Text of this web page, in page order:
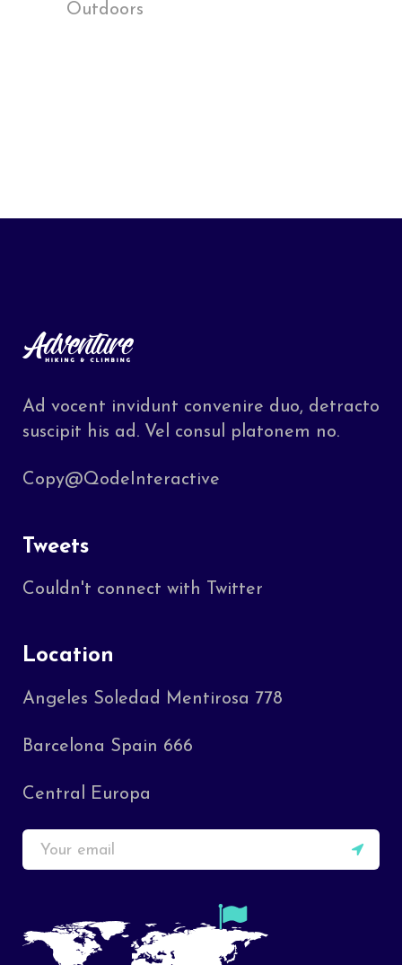
Outdoors
Ad vocent invidunt convenire duo, detracto
suscipit his ad. Vel consul platonem no.
Copy@QodeInteractive
Tweets
Couldn't connect with Twitter
Location
Angeles Soledad Mentirosa 778
Barcelona Spain 666
Central Europa